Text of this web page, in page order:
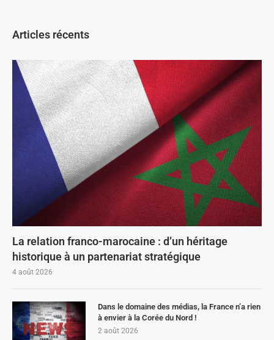
Articles récents
La relation franco-marocaine : d’un héritage
historique à un partenariat stratégique
4 août 2026
Dans le domaine des médias, la France n’a rien
à envier à la Corée du Nord !
2 août 2026